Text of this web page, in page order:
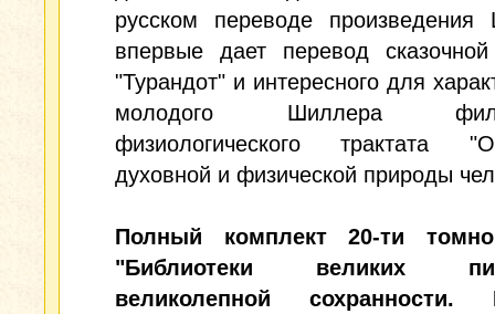
русском переводе произведения
впервые дает перевод
"Турандот" и интересного для
молодого Шиллера
физиологического трактата
духовной и физической природы
Полный комплект 20-ти
"Библиотеки великих
великолепной сохранности.